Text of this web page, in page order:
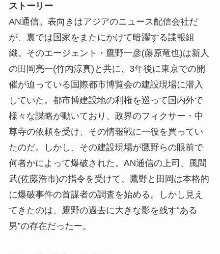
ストーリー
AN通信。表向きはアジアのニュース配信会社だ
が、裏では国家をまたにかけて暗躍する諜報組
織。そのエージェント・鷹野一彦(藤原竜也)は新人
の田岡亮⼀(竹内涼真)と共に、3年後に東京での開
催が迫っている国際都市博覧会の建設現場に潜入
していた。都市博建設地の利権を巡って国内外で
様々な謀略が動いており、政界のフィクサー・中
尊寺の依頼を受け、その情報戦に一役を買ってい
たのだ。しかし、その建設現場が鷹野らの眼前で
何者かによって爆破された。AN通信の上司、風間
武(佐藤浩市)の指令を受けて、鷹野と田岡は本格的
に爆破事件の首謀者の調査を始める。しかし見え
てきたのは、鷹野の過去に大きな影を残す“ある
男”の存在だったー。